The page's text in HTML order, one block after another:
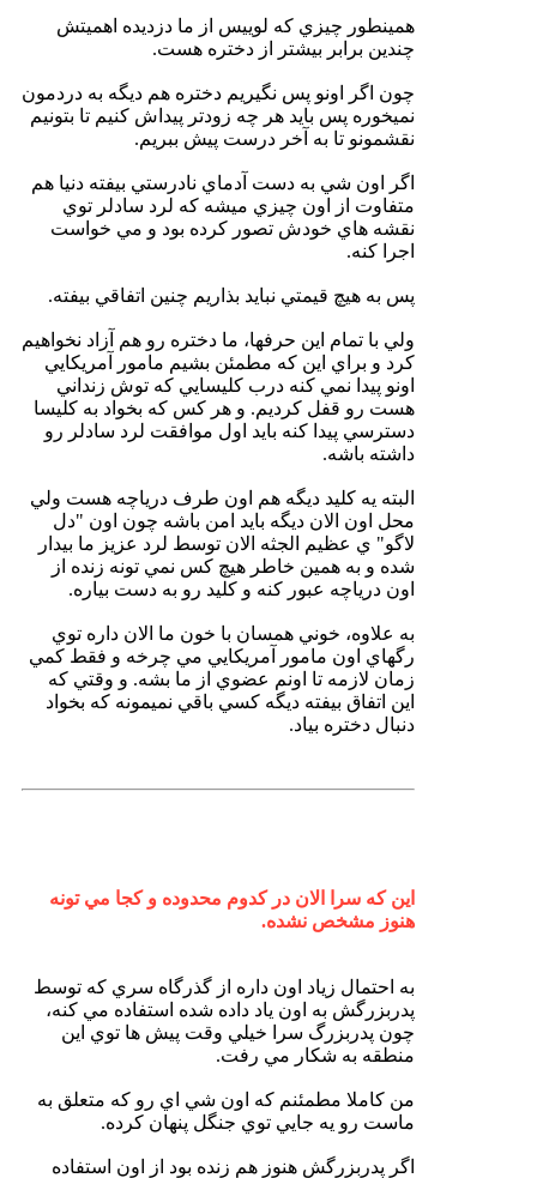
همينطور چيزي كه لوييس از ما دزديده اهميتش
چندين برابر بيشتر از دختره هست.
چون اگر اونو پس نگيريم دختره هم ديگه به دردمون
نميخوره پس بايد هر چه زودتر پيداش كنيم تا بتونيم
نقشمونو تا به آخر درست پيش ببريم.
اگر اون شي به دست آدماي نادرستي بيفته دنيا هم
متفاوت از اون چيزي ميشه كه لرد سادلر توي
نقشه هاي خودش تصور كرده بود و مي خواست
اجرا كنه.
پس به هيچ قيمتي نبايد بذاريم چنين اتفاقي بيفته.
ولي با تمام اين حرفها، ما دختره رو هم آزاد نخواهيم
كرد و براي اين كه مطمئن بشيم مامور آمريكايي
اونو پيدا نمي كنه درب كليسايي كه توش زنداني
هست رو قفل كرديم. و هر كس كه بخواد به كليسا
دسترسي پيدا كنه بايد اول موافقت لرد سادلر رو
داشته باشه.
البته يه كليد ديگه هم اون طرف درياچه هست ولي
محل اون الان ديگه بايد امن باشه چون اون "دل
لاگو" ي عظيم الجثه الان توسط لرد عزيز ما بيدار
شده و به همين خاطر هيچ كس نمي تونه زنده از
اون درياچه عبور كنه و كليد رو به دست بياره.
به علاوه، خوني همسان با خون ما الان داره توي
رگهاي اون مامور آمريكايي مي چرخه و فقط كمي
زمان لازمه تا اونم عضوي از ما بشه. و وقتي كه
اين اتفاق بيفته ديگه كسي باقي نميمونه كه بخواد
دنبال دختره بياد.
اين كه سرا الان در كدوم محدوده و كجا مي تونه
هنوز مشخص نشده.
به احتمال زياد اون داره از گذرگاه سري كه توسط
پدربزرگش به اون ياد داده شده استفاده مي كنه،
چون پدربزرگ سرا خيلي وقت پيش ها توي اين
منطقه به شكار مي رفت.
من كاملا مطمئنم كه اون شي اي رو كه متعلق به
ماست رو يه جايي توي جنگل پنهان كرده.
اگر پدربزرگش هنوز هم زنده بود از اون استفاده